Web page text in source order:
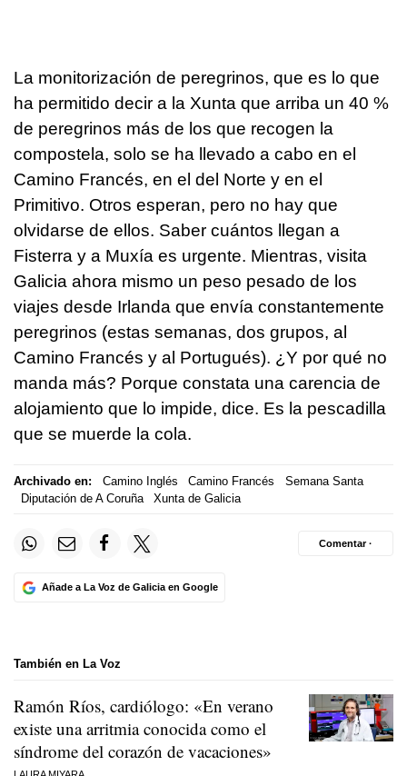
La monitorización de peregrinos, que es lo que
ha permitido decir a la Xunta que arriba un 40 %
de peregrinos más de los que recogen la
compostela, solo se ha llevado a cabo en el
Camino Francés, en el del Norte y en el
Primitivo. Otros esperan, pero no hay que
olvidarse de ellos. Saber cuántos llegan a
Fisterra y a Muxía es urgente. Mientras, visita
Galicia ahora mismo un peso pesado de los
viajes desde Irlanda que envía constantemente
peregrinos (estas semanas, dos grupos, al
Camino Francés y al Portugués). ¿Y por qué no
manda más? Porque constata una carencia de
alojamiento que lo impide, dice. Es la pescadilla
que se muerde la cola.
Archivado en: Camino Inglés Camino Francés
Semana Santa
Diputación de A Coruña
Xunta de Galicia
Añade a La Voz de Galicia en Google
Comentar ·
También en La Voz
Ramón Ríos, cardiólogo: «En verano
existe una arritmia conocida como el
síndrome del corazón de vacaciones»